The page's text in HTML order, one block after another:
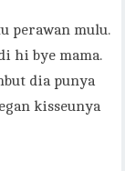
perawan mulu.
hi bye mama.
dia punya
kisseunya